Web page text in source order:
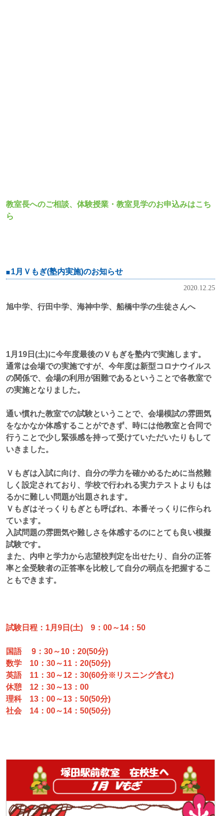
教室長へのご相談、体験授業・教室見学のお申込みはこち
ら
1月Ｖもぎ(塾内実施)のお知らせ
2020.12.25
旭中学、行田中学、海神中学、船橋中学の生徒さんへ
1月19日(土)に今年度最後のＶもぎを塾内で実施します。
通常は会場での実施ですが、今年度は新型コロナウイルス
の関係で、会場の利用が困難であるということで各教室で
の実施となりました。
通い慣れた教室での試験ということで、会場模試の雰囲気
をなかなか体感することができず、時には他教室と合同で
行うことで少し緊張感を持って受けていただいたりもして
いきました。
Ｖもぎは入試に向け、自分の学力を確かめるために当然難
しく設定されており、学校で行われる実力テストよりもは
るかに難しい問題が出題されます。
Ｖもぎはそっくりもぎとも呼ばれ、本番そっくりに作られ
ています。
入試問題の雰囲気や難しさを体感するのにとても良い模擬
試験です。
また、内申と学力から志望校判定を出せたり、自分の正答
率と全受験者の正答率を比較して自分の弱点を把握するこ
ともできます。
試験日程：1月9日(土) 9：00～14：50
国語 9：30～10：20(50分)
数学 10：30～11：20(50分)
英語 11：30～12：30(60分※リスニング含む)
休憩 12：30～13：00
理科 13：00～13：50(50分)
社会 14：00～14：50(50分)